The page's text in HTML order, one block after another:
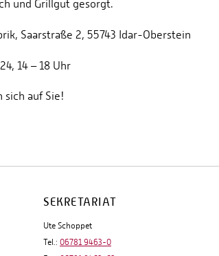
und Grillgut gesorgt.
Saarstraße 2, 55743 Idar-Oberstein
14 – 18 Uhr
sich auf Sie!
SEKRETARIAT
Ute Schoppet
Tel.: 06781 9463-0